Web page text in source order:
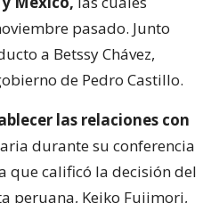
pasado. Junto
a Betssy Chávez,
de Pedro Castillo.
las relaciones con
durante su conferencia
que calificó la decisión del
peruana, Keiko Fujimori,